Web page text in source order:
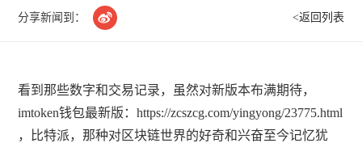
分享新闻到：  <返回列表
看到那些数字和交易记录，虽然对新版本布满期待，
imtoken钱包最新版：https://zcszcg.com/yingyong/23775.html
，比特派，那种对区块链世界的好奇和兴奋至今记忆犹